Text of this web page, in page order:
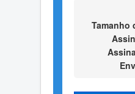
Tamanho